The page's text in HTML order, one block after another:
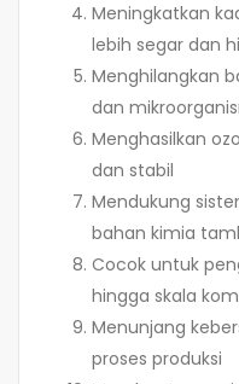
Meningkatkan
lebih segar dan
Menghilangkan
dan
Menghasilkan
dan stabil
Mendukung
bahan kimia
Cocok untuk
hingga skala
Menunjang
proses produksi